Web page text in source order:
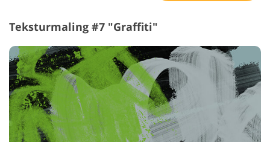
Teksturmaling #7 "Graffiti"